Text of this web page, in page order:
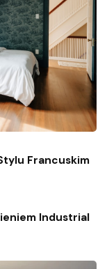
Francuskim
Industrial